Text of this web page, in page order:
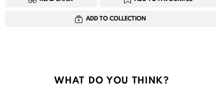
ADD TO COLLECTION
WHAT DO YOU THINK?